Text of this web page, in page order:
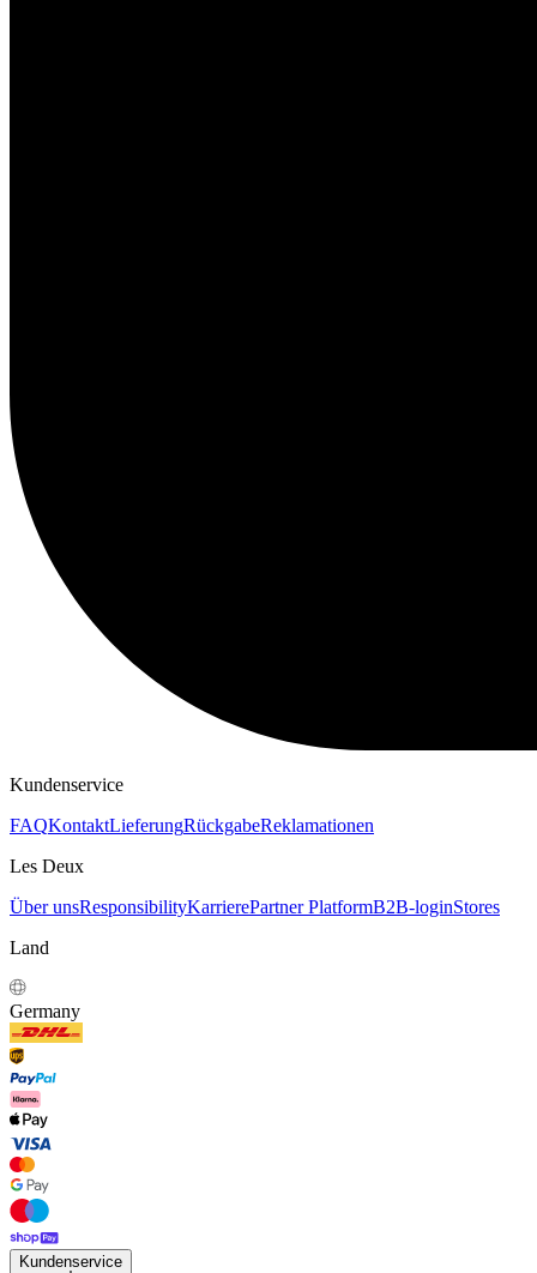
Kundenservice
FAQKontaktLieferungRückgabeReklamationen
Les Deux
Über unsResponsibilityKarrierePartner PlatformB2B-loginStores
Land
Germany
Kundenservice